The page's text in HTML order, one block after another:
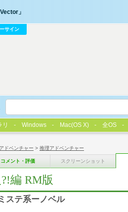
アドベンチャー > 推理アドベンチャー
コメント・評価 スクリーンショット
編 RM版
ステ系ーノベル
」
サイン
リ Windows Mac(OS X) 全OS